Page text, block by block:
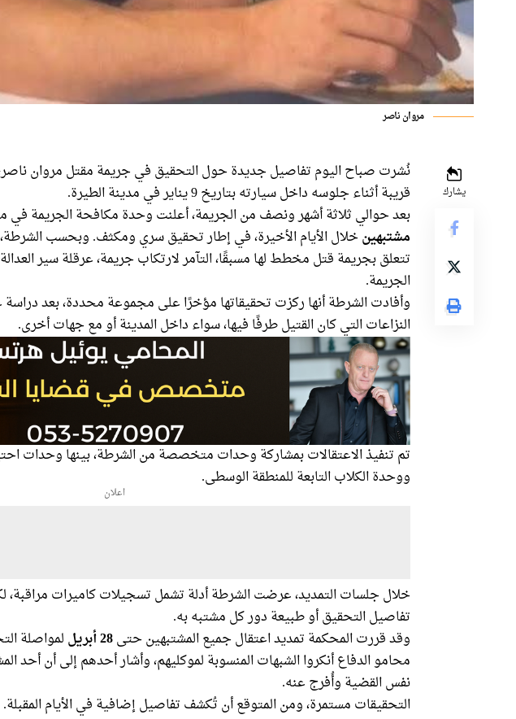
مروان ناصر
يشارك
نُشرت صباح اليوم تفاصيل جديدة حول التحقيق في جريمة مقتل مروان
قريبة أثناء جلوسه داخل سيارته بتاريخ 9 يناير في مدينة الطيرة.
بعد حوالي ثلاثة أشهر ونصف من الجريمة، أعلنت وحدة مكافحة الجريمة في
مشتبهينخلال الأيام الأخيرة، في إطار تحقيق سري ومكثف. وبحسب
تتعلق بجريمة قتل مخطط لها مسبقًا، التآمر لارتكاب جريمة، عرقلة سير
الجريمة.
وأفادت الشرطة أنها ركزت تحقيقاتها مؤخرًا على مجموعة محددة، بعد
النزاعات التي كان القتيل طرفًا فيها، سواء داخل المدينة أو مع جهات أخرى.
تم تنفيذ الاعتقالات بمشاركة وحدات متخصصة من الشرطة، بينها وحدات
ووحدة الكلاب التابعة للمنطقة الوسطى.
اعلان
خلال جلسات التمديد، عرضت الشرطة أدلة تشمل تسجيلات كاميرات
تفاصيل التحقيق أو طبيعة دور كل مشتبه به.
وقد قررت المحكمة تمديد اعتقال جميع المشتبهين حتى28 أبريل
لمواصلة
محامو الدفاع أنكروا الشبهات المنسوبة لموكليهم، وأشار أحدهم إلى أن
نفس القضية وأُفرج عنه.
التحقيقات مستمرة، ومن المتوقع أن تُكشف تفاصيل إضافية في الأيام المقبلة.